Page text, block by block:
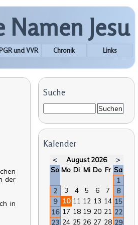
Namen Jesu
PGR und VVR Chronik Links
Suche
Suchen
Kalender
< August 2026
>
Sonntag
Montag
Dienstag
Mittwoch
Donnerstag
Freitag
Samstag
1
2
3 4 5 6 7
8
9
10 11 12 13 14 15
16 17 18 19 20 21 22
23 24 25 26 27 28 29
der
in